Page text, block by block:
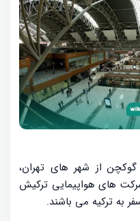
گوکچن از شهر های تهران،
های هواپیمایی ترکیش
به ترکیه می باشند.